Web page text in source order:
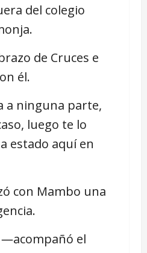
del colegio
de Cruces e
él.
a ninguna parte,
luego te lo
estado aquí en
con Mambo una
el